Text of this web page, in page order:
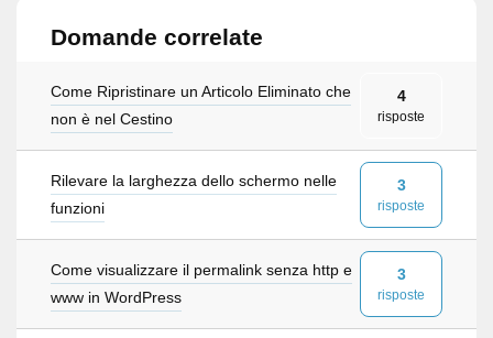
Domande correlate
Come Ripristinare un Articolo Eliminato che
non è nel Cestino
4
risposte
Rilevare la larghezza dello schermo nelle
funzioni
3
risposte
Come visualizzare il permalink senza http e
www in WordPress
3
risposte